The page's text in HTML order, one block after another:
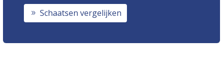
Schaatsen vergelijken